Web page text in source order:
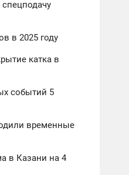
в 2025 году
катка в
событий 5
временные
в Казани на 4